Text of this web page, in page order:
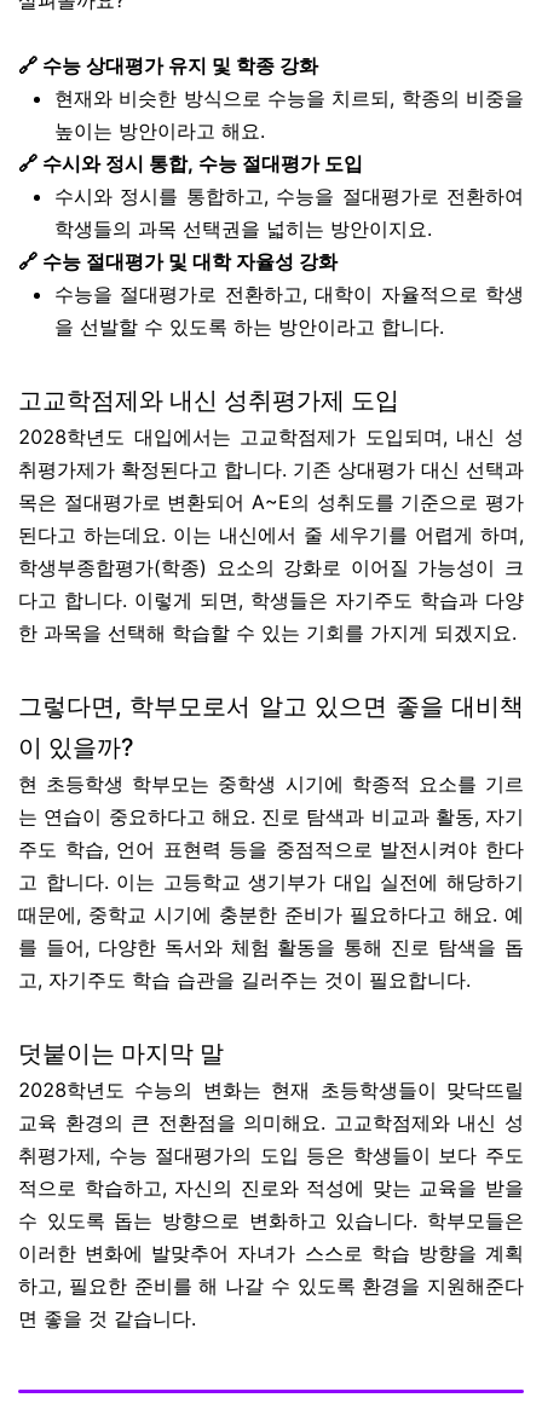
🔗 수능 상대평가 유지 및 학종 강화
현재와 비슷한 방식으로 수능을 치르되, 학종의 비중을
높이는 방안이라고 해요.
🔗 수시와 정시 통합, 수능 절대평가 도입
수시와 정시를 통합하고, 수능을 절대평가로 전환하여
학생들의 과목 선택권을 넓히는 방안이지요.
🔗 수능 절대평가 및 대학 자율성 강화
수능을 절대평가로 전환하고, 대학이 자율적으로 학생
을 선발할 수 있도록 하는 방안이라고 합니다.
고교학점제와 내신 성취평가제 도입
2028학년도 대입에서는 고교학점제가 도입되며, 내신 성
취평가제가 확정된다고 합니다. 기존 상대평가 대신 선택과
목은 절대평가로 변환되어 A~E의 성취도를 기준으로 평가
된다고 하는데요. 이는 내신에서 줄 세우기를 어렵게 하며,
학생부종합평가(학종) 요소의 강화로 이어질 가능성이 크
다고 합니다. 이렇게 되면, 학생들은 자기주도 학습과 다양
한 과목을 선택해 학습할 수 있는 기회를 가지게 되겠지요.
그렇다면, 학부모로서 알고 있으면 좋을 대비책
이 있을까?
현 초등학생 학부모는 중학생 시기에 학종적 요소를 기르
는 연습이 중요하다고 해요. 진로 탐색과 비교과 활동, 자기
주도 학습, 언어 표현력 등을 중점적으로 발전시켜야 한다
고 합니다. 이는 고등학교 생기부가 대입 실전에 해당하기
때문에, 중학교 시기에 충분한 준비가 필요하다고 해요. 예
를 들어, 다양한 독서와 체험 활동을 통해 진로 탐색을 돕
고, 자기주도 학습 습관을 길러주는 것이 필요합니다.
덧붙이는 마지막 말
2028학년도 수능의 변화는 현재 초등학생들이 맞닥뜨릴
교육 환경의 큰 전환점을 의미해요. 고교학점제와 내신 성
취평가제, 수능 절대평가의 도입 등은 학생들이 보다 주도
적으로 학습하고, 자신의 진로와 적성에 맞는 교육을 받을
수 있도록 돕는 방향으로 변화하고 있습니다. 학부모들은
이러한 변화에 발맞추어 자녀가 스스로 학습 방향을 계획
하고, 필요한 준비를 해 나갈 수 있도록 환경을 지원해준다
면 좋을 것 같습니다.